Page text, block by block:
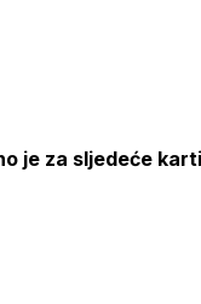
je za sljedeće